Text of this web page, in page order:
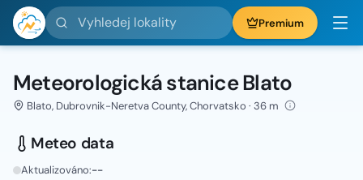
Vyhledej lokality Premium
Meteorologická stanice Blato
Blato, Dubrovnik-Neretva County, Chorvatsko · 36 m
Meteo data
Aktualizováno:--